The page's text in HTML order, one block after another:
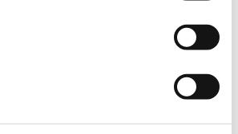
Meereshöhe:160-200 m